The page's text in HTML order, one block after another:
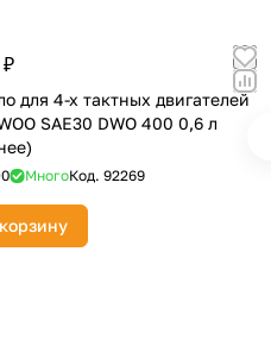
для 4-х тактных двигателей
SAE30 DWO 400 0,6 л
0 МногоКод. 92269